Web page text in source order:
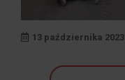
13 października 2023